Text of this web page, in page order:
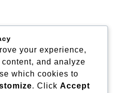
your experience,
and analyze
which cookies to
. Click Accept